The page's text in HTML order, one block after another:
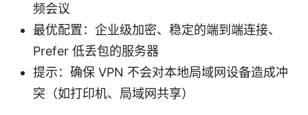
频会议
最优配置：企业级加密、稳定的端到端连接、
Prefer 低丢包的服务器
提示：确保 VPN 不会对本地局域网设备造成冲
突（如打印机、局域网共享）